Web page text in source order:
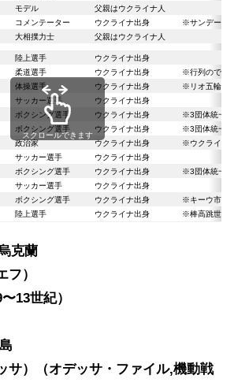
モデル
父親はウクライナ人
コメンテーター ウクライナ出身
※サンデージ
大相撲力士 父親はウクライナ人
陸上選手
ウクライナ出身
柔道選手 ウクライナ出身
※行列のでき
体操選手 ウクライナ出身
※リオ五輪
サッカー選手
ウクライナ出身
ボクシング選手 ウクライナ出身
※3団体統一
ボクシング選手 ウクライナ出身
※3団体統一
政治家 ウクライナ出身
※ウクライナ
サッカー選手
ウクライナ出身
ボクシング選手 ウクライナ出身
※3団体統一
サッカー選手
ウクライナ出身
ボクシング選手 ウクライナ出身
※キーウ市長
陸上選手 ウクライナ出身 ※棒高跳世界
スクロールできます
克蘭
）
13世紀）
サ）（オデッサ・ファイル,機動戦